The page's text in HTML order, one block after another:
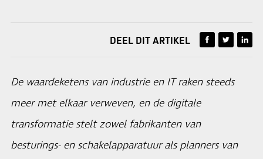
DEEL DIT ARTIKEL
De waardeketens van industrie en IT raken steeds
meer met elkaar verweven, en de digitale
transformatie stelt zowel fabrikanten van
besturings- en schakelapparatuur als planners van